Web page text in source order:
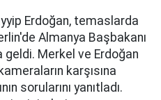
Erdoğan, temaslarda
Almanya Başbakanı
Merkel ve Erdoğan
karşısına
sorularını yanıtladı.